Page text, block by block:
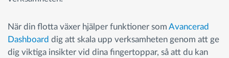
När din flotta växer hjälper funktioner som Avancerad
Dashboard dig att skala upp verksamheten genom att ge
dig viktiga insikter vid dina fingertoppar, så att du kan